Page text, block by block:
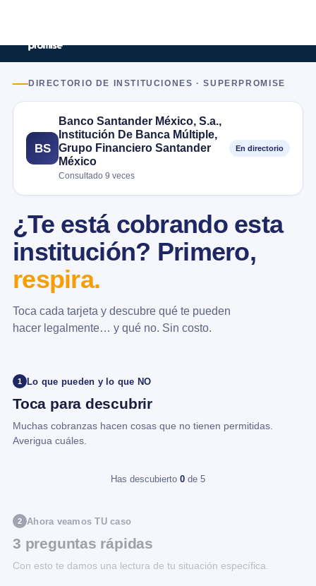
DIRECTORIO DE INSTITUCIONES · SUPERPROMISE
BS
Banco Santander México, S.a.,
Institución De Banca Múltiple,
Grupo Financiero Santander
México
Consultado 9 veces
En directorio
¿Te está cobrando esta
institución? Primero,
respira.
Toca cada tarjeta y descubre qué te pueden
hacer legalmente… y qué no. Sin costo.
1 Lo que pueden y lo que NO
Toca para descubrir
Muchas cobranzas hacen cosas que no tienen permitidas.
Averigua cuáles.
Has descubierto 0 de 5
2 Ahora veamos TU caso
3 preguntas rápidas
Con esto te damos una lectura de tu situación específica.